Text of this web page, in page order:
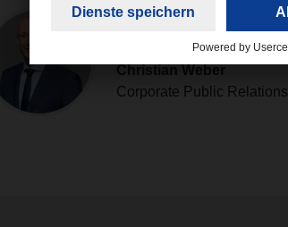
Christian Weber
Corporate Public Relations